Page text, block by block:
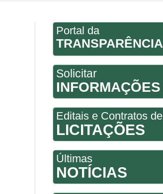
Portal da
TRANSPARÊNCIA
Solicitar
INFORMAÇÕES
Editais e Contratos de
LICITAÇÕES
Últimas
NOTÍCIAS